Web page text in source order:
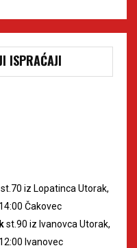
ISPRAĆAJI
st.70 iz Lopatinca Utorak,
Čakovec
st.90 iz Ivanovca Utorak,
Ivanovec